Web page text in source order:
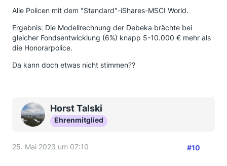
Alle Policen mit dem "Standard"-iShares-MSCI World.
Ergebnis: Die Modellrechnung der Debeka brächte bei
gleicher Fondsentwicklung (6%) knapp 5-10.000 € mehr als
die Honorarpolice.
Da kann doch etwas nicht stimmen??
Horst Talski
Ehrenmitglied
25. Mai 2023 um 07:10 #10